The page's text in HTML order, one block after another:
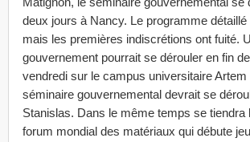
deux jours à Nancy. Le programme détaillé
mais les premières indiscrétions ont fuité.
gouvernement pourrait se dérouler en fin
vendredi sur le campus universitaire Artem
séminaire gouvernemental devrait se
Stanislas. Dans le même temps se tiendra
forum mondial des matériaux qui débute